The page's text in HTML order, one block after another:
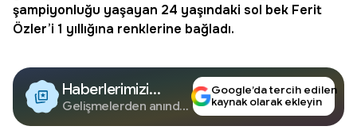
şampiyonluğu yaşayan 24 yaşındaki sol bek Ferit
Özler’i 1 yıllığına renklerine bağladı.
Haberlerimizi
Google'da Takip
Gelişmelerden anında
Google’da tercih edilen
kaynak olarak ekleyin